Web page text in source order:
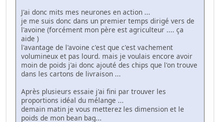
J'ai donc mits mes neurones en action ...
je me suis donc dans un premier temps dirigé vers de
l'avoine (forcément mon père est agriculteur .... ça
aide )
l'avantage de l'avoine c'est que c'est vachement
volumineux et pas lourd. mais je voulais encore avoir
moin de poids j'ai donc ajouté des chips que l'on trouve
dans les cartons de livraison ...
Après plusieurs essaie j'ai fini par trouver les
proportions idéal du mélange ...
demain matin je vous metterez les dimension et le
poids de mon bean bag...